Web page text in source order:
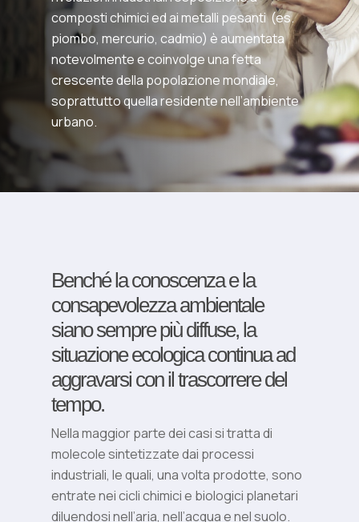
composti chimici ed ai metalli pesanti (es.
piombo, mercurio, cadmio) è aumentata
notevolmente e coinvolge una fetta
crescente della popolazione mondiale,
soprattutto quella residente nell’ambiente
urbano.
Benché la conoscenza e la
consapevolezza ambientale
siano sempre più diffuse, la
situazione ecologica continua ad
aggravarsi con il trascorrere del
tempo.
Nella maggior parte dei casi si tratta di
molecole sintetizzate dai processi
industriali, le quali, una volta prodotte, sono
entrate nei cicli chimici e biologici planetari
diluendosi nell’aria, nell’acqua e nel suolo.